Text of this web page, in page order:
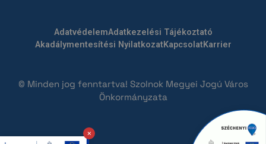
AdatvédelemAdatkezelési Tájékoztató
Akadálymentesítési NyilatkozatKapcsolatKarrier
© Minden jog fenntartva! Szolnok Megyei Jogú Város
Önkormányzata
×